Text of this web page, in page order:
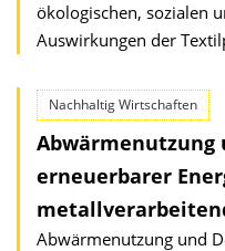
ökologischen, sozialen
Auswirkungen der
Nachhaltig Wirtschaften
Abwärmenutzung
erneuerbarer
Abwärmenutzung und